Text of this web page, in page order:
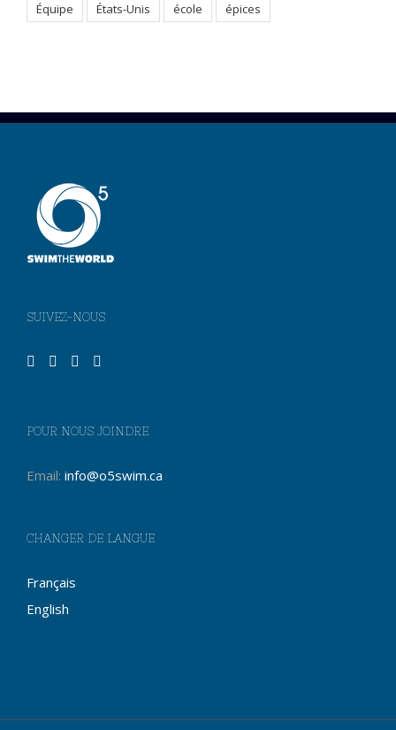
Équipe
États-Unis école épices
SUIVEZ-NOUS
POUR NOUS JOINDRE
Email: info@o5swim.ca
CHANGER DE LANGUE
Français
English